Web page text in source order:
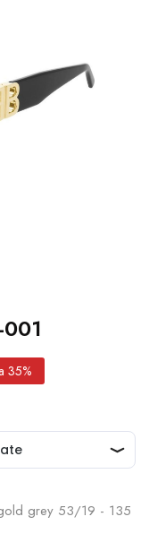
35%
grey 53/19 - 135